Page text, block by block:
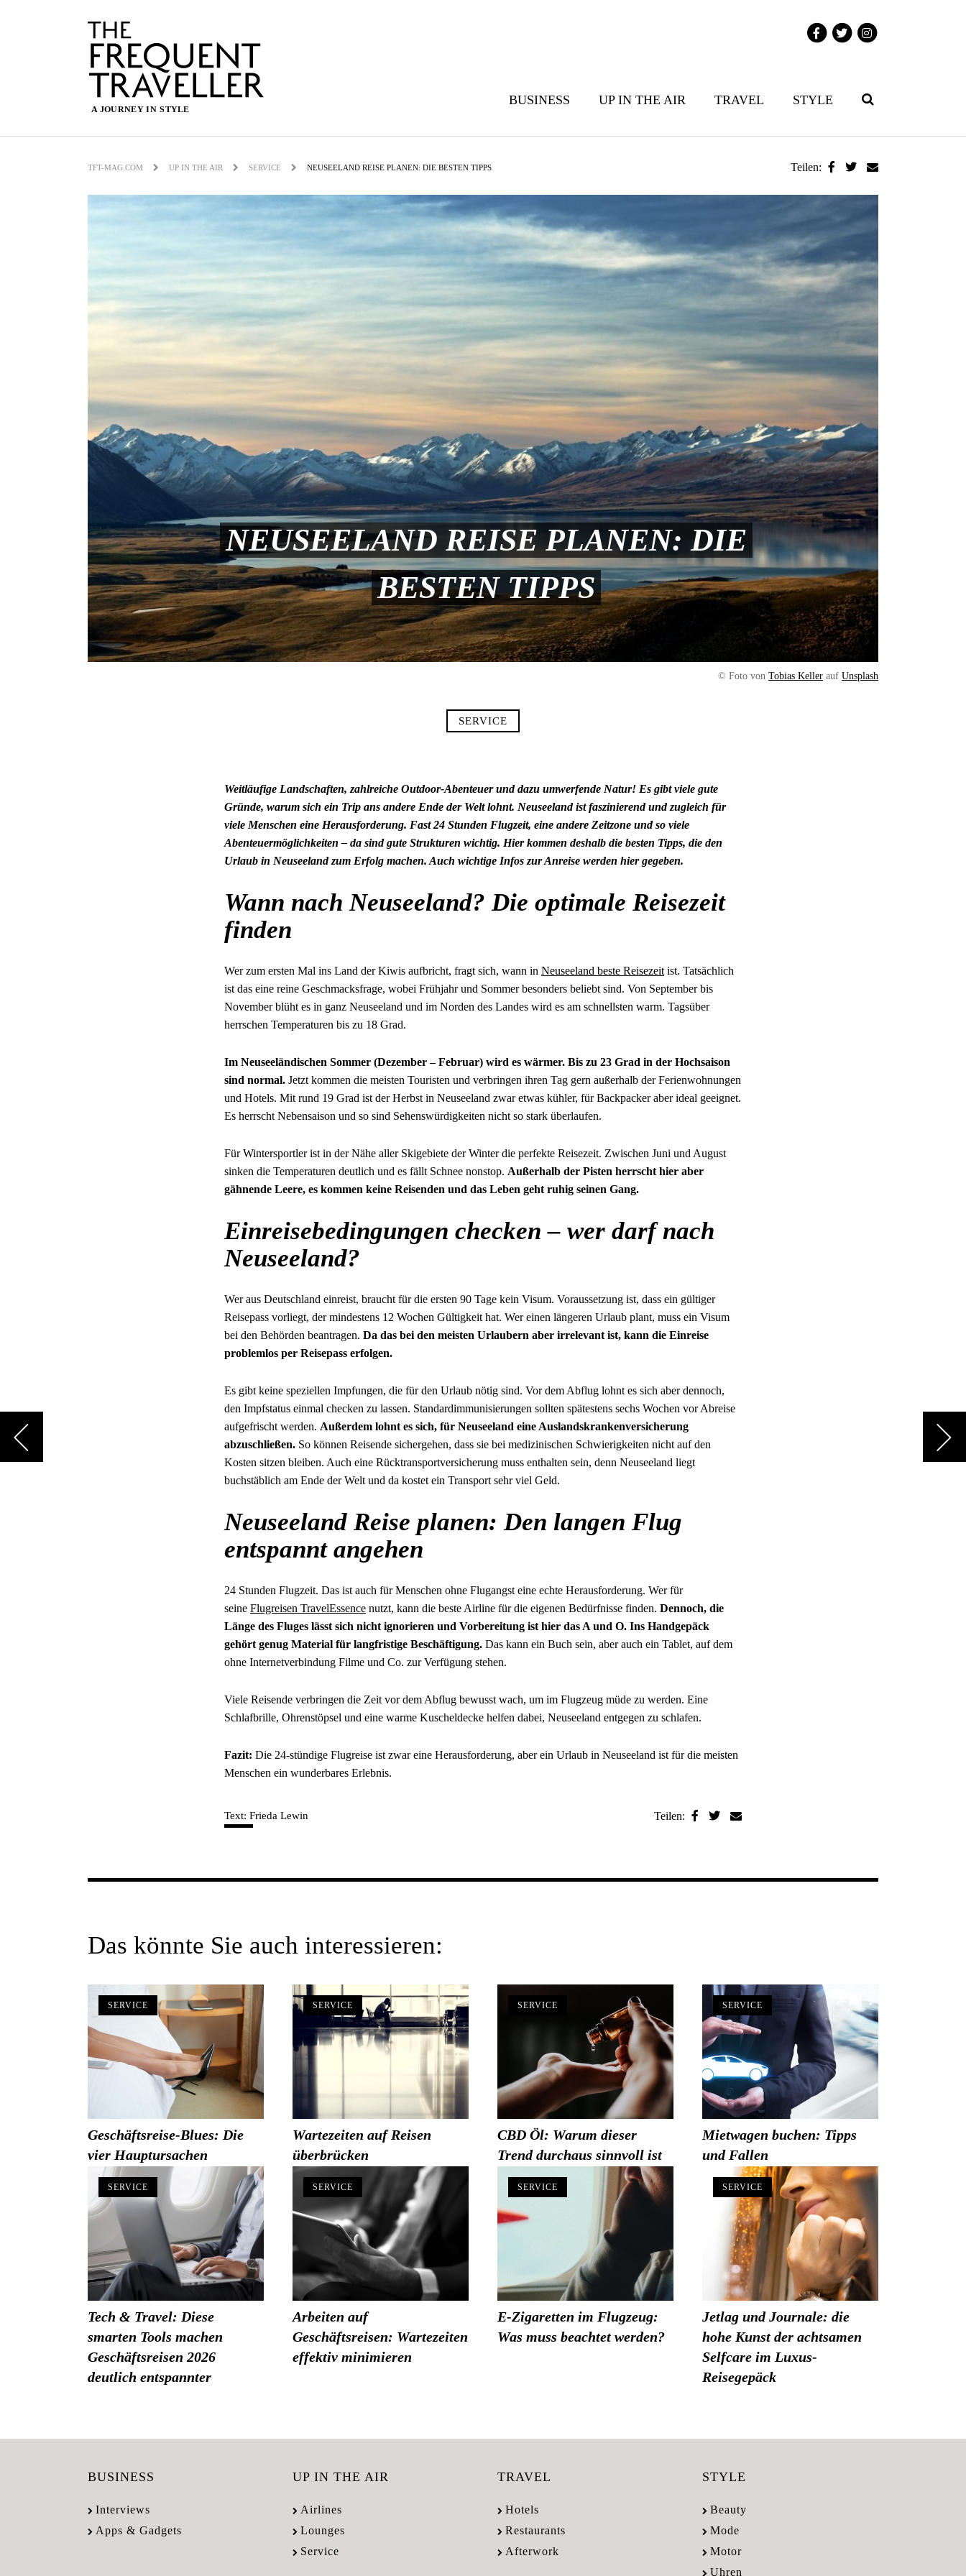
BUSINESS UP IN THE AIR TRAVEL STYLE
TFT-MAG.COM UP IN THE AIR SERVICE NEUSEELAND REISE PLANEN: DIE BESTEN TIPPS Teilen:
NEUSEELAND REISE PLANEN: DIE
BESTEN TIPPS
© Foto von Tobias Keller auf Unsplash
SERVICE
Weitläufige Landschaften, zahlreiche Outdoor-Abenteuer und dazu umwerfende Natur! Es gibt viele gute
Gründe, warum sich ein Trip ans andere Ende der Welt lohnt. Neuseeland ist faszinierend und zugleich für
viele Menschen eine Herausforderung. Fast 24 Stunden Flugzeit, eine andere Zeitzone und so viele
Abenteuermöglichkeiten – da sind gute Strukturen wichtig. Hier kommen deshalb die besten Tipps, die den
Urlaub in Neuseeland zum Erfolg machen. Auch wichtige Infos zur Anreise werden hier gegeben.
Wann nach Neuseeland? Die optimale Reisezeit
finden
Wer zum ersten Mal ins Land der Kiwis aufbricht, fragt sich, wann in Neuseeland beste Reisezeitist. Tatsächlich
ist das eine reine Geschmacksfrage, wobei Frühjahr und Sommer besonders beliebt sind. Von September bis
November blüht es in ganz Neuseeland und im Norden des Landes wird es am schnellsten warm. Tagsüber
herrschen Temperaturen bis zu 18 Grad.
Im Neuseeländischen Sommer (Dezember – Februar) wird es wärmer. Bis zu 23 Grad in der Hochsaison
sind normal. Jetzt kommen die meisten Touristen und verbringen ihren Tag gern außerhalb der Ferienwohnungen
und Hotels. Mit rund 19 Grad ist der Herbst in Neuseeland zwar etwas kühler, für Backpacker aber ideal geeignet.
Es herrscht Nebensaison und so sind Sehenswürdigkeiten nicht so stark überlaufen.
Für Wintersportler ist in der Nähe aller Skigebiete der Winter die perfekte Reisezeit. Zwischen Juni und August
sinken die Temperaturen deutlich und es fällt Schnee nonstop. Außerhalb der Pisten herrscht hier aber
gähnende Leere, es kommen keine Reisenden und das Leben geht ruhig seinen Gang.
Einreisebedingungen checken – wer darf nach
Neuseeland?
Wer aus Deutschland einreist, braucht für die ersten 90 Tage kein Visum. Voraussetzung ist, dass ein gültiger
Reisepass vorliegt, der mindestens 12 Wochen Gültigkeit hat. Wer einen längeren Urlaub plant, muss ein Visum
bei den Behörden beantragen. Da das bei den meisten Urlaubern aber irrelevant ist, kann die Einreise
problemlos per Reisepass erfolgen.
Es gibt keine speziellen Impfungen, die für den Urlaub nötig sind. Vor dem Abflug lohnt es sich aber dennoch,
den Impfstatus einmal checken zu lassen. Standardimmunisierungen sollten spätestens sechs Wochen vor Abreise
aufgefrischt werden. Außerdem lohnt es sich, für Neuseeland eine Auslandskrankenversicherung
abzuschließen. So können Reisende sichergehen, dass sie bei medizinischen Schwierigkeiten nicht auf den
Kosten sitzen bleiben. Auch eine Rücktransportversicherung muss enthalten sein, denn Neuseeland liegt
buchstäblich am Ende der Welt und da kostet ein Transport sehr viel Geld.
Neuseeland Reise planen: Den langen Flug
entspannt angehen
24 Stunden Flugzeit. Das ist auch für Menschen ohne Flugangst eine echte Herausforderung. Wer für
seine Flugreisen TravelEssence nutzt, kann die beste Airline für die eigenen Bedürfnisse finden. Dennoch, die
Länge des Fluges lässt sich nicht ignorieren und Vorbereitung ist hier das A und O. Ins Handgepäck
gehört genug Material für langfristige Beschäftigung. Das kann ein Buch sein, aber auch ein Tablet, auf dem
ohne Internetverbindung Filme und Co. zur Verfügung stehen.
Viele Reisende verbringen die Zeit vor dem Abflug bewusst wach, um im Flugzeug müde zu werden. Eine
Schlafbrille, Ohrenstöpsel und eine warme Kuscheldecke helfen dabei, Neuseeland entgegen zu schlafen.
Fazit: Die 24-stündige Flugreise ist zwar eine Herausforderung, aber ein Urlaub in Neuseeland ist für die meisten
Menschen ein wunderbares Erlebnis.
Text: Frieda Lewin Teilen:
Das könnte Sie auch interessieren:
SERVICE
Geschäftsreise-Blues: Die
vier Hauptursachen
SERVICE
Wartezeiten auf Reisen
überbrücken
SERVICE
CBD Öl: Warum dieser
Trend durchaus sinnvoll ist
SERVICE
Mietwagen buchen: Tipps
und Fallen
SERVICE
Tech & Travel: Diese
smarten Tools machen
Geschäftsreisen 2026
deutlich entspannter
SERVICE
Arbeiten auf
Geschäftsreisen: Wartezeiten
effektiv minimieren
SERVICE
E-Zigaretten im Flugzeug:
Was muss beachtet werden?
SERVICE
Jetlag und Journale: die
hohe Kunst der achtsamen
Selfcare im Luxus-
Reisegepäck
BUSINESS
Interviews
Apps & Gadgets
UP IN THE AIR
Airlines
Lounges
Service
TRAVEL
Hotels
Restaurants
Afterwork
STYLE
Beauty
Mode
Motor
Uhren